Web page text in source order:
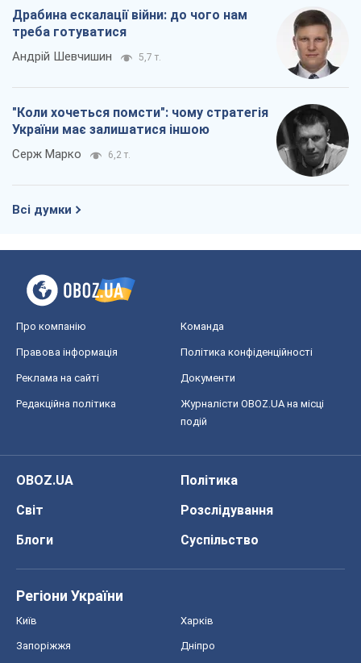
Драбина ескалації війни: до чого нам
треба готуватися
Андрій Шевчишин 5,7 т.
"Коли хочеться помсти": чому стратегія
України має залишатися іншою
Серж Марко 6,2 т.
Всі думки
Про компанію Команда
Правова інформація Політика конфіденційності
Реклама на сайті Документи
Редакційна політика
Журналісти OBOZ.UA на місці
подій
OBOZ.UA
Політика
Світ
Розслідування
Блоги
Суспільство
Регіони України
Київ Харків
Запоріжжя Дніпро